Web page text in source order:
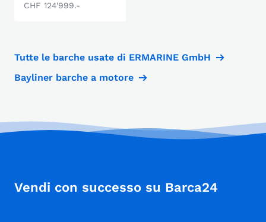
CHF 124'999.-
Tutte le barche usate di ERMARINE GmbH
Bayliner barche a motore
Vendi con successo su Barca24